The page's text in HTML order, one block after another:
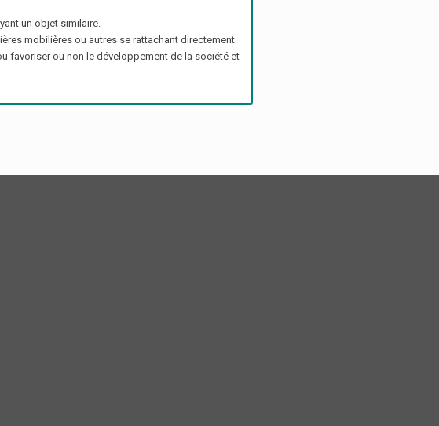
un objet similaire.
mobilières ou autres se rattachant directement
favoriser ou non le développement de la société et